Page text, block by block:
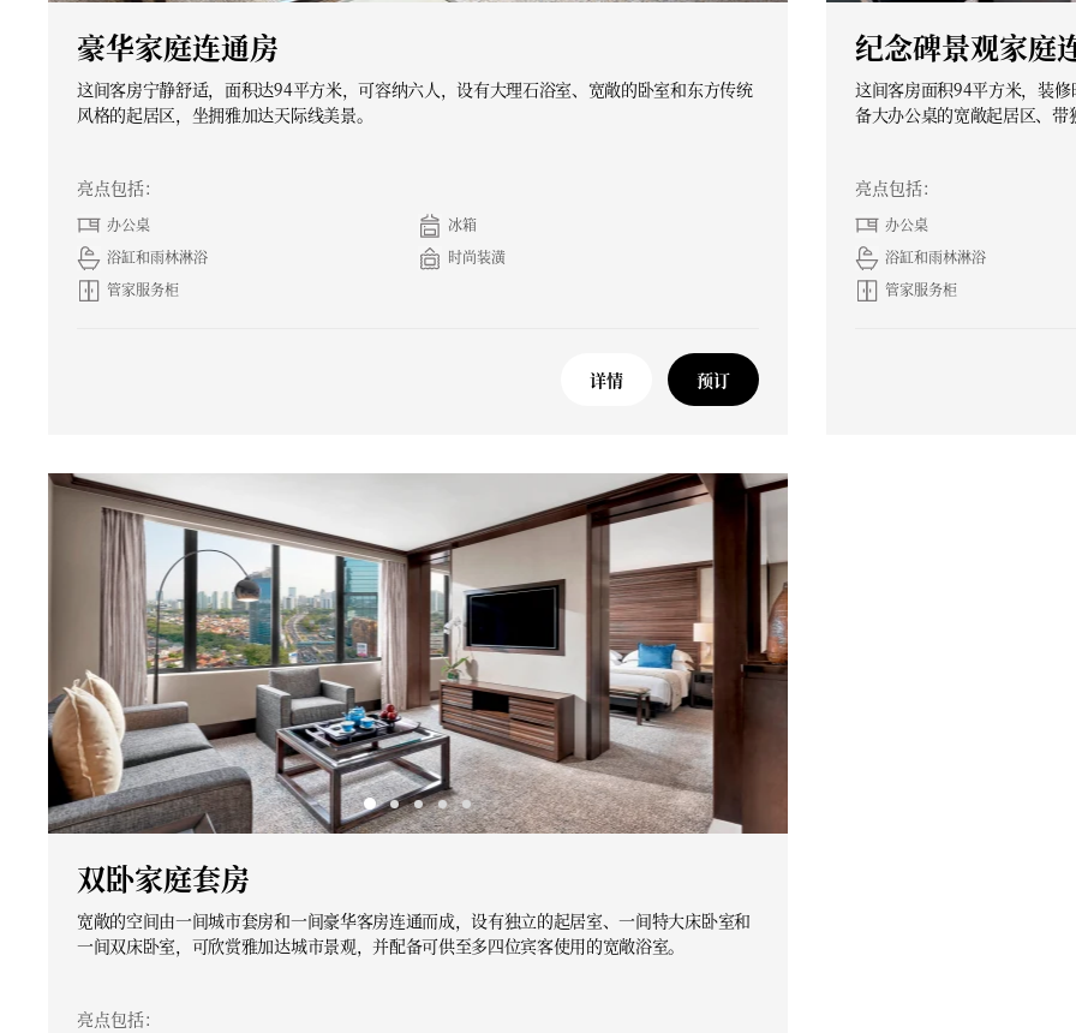
豪华家庭连通房
这间客房宁静舒适，面积达94平方米，可容纳六人，设有大理石浴室、宽敞的卧室和东方传统
风格的起居区，坐拥雅加达天际线美景。
亮点包括：
办公桌
冰箱
浴缸和雨林淋浴
时尚装潢
管家服务柜
详情 预订
纪念碑景观家庭
这间客房面积94平方米，装
备大办公桌的宽敞起居区、带
亮点包括：
办公桌
浴缸和雨林淋浴
管家服务柜
双卧家庭套房
宽敞的空间由一间城市套房和一间豪华客房连通而成，设有独立的起居室、一间特大床卧室和
一间双床卧室，可欣赏雅加达城市景观，并配备可供至多四位宾客使用的宽敞浴室。
亮点包括：